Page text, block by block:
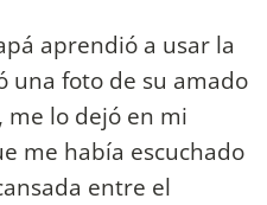
aprendió a usar la
una foto de su amado
me lo dejó en mi
me había escuchado
entre el